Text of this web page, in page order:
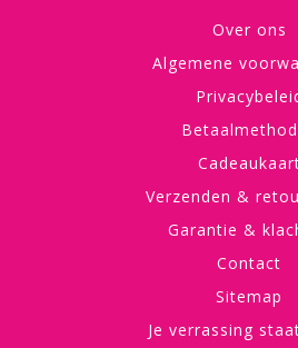
Over ons
Algemene
Verzenden &
Garantie &
Contact
Sitemap
Je verrassing